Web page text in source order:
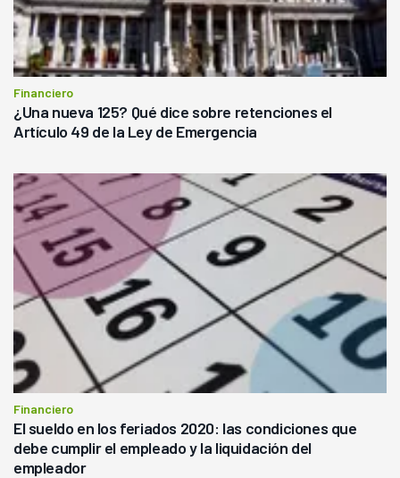
Financiero
¿Una nueva 125? Qué dice sobre retenciones el
Artículo 49 de la Ley de Emergencia
Financiero
El sueldo en los feriados 2020: las condiciones que
debe cumplir el empleado y la liquidación del
empleador